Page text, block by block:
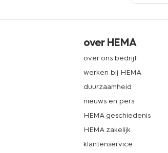
over HEMA
over ons bedrijf
werken bij HEMA
duurzaamheid
nieuws en pers
HEMA geschiedenis
HEMA zakelijk
klantenservice